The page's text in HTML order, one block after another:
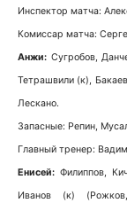
Инспектор матча:
Комиссар матча:
Анжи: Сугробов,
Тетрашвили (к),
Лескано.
Запасные: Репин,
Главный тренер:
Енисей: Филиппов,
Иванов (к)